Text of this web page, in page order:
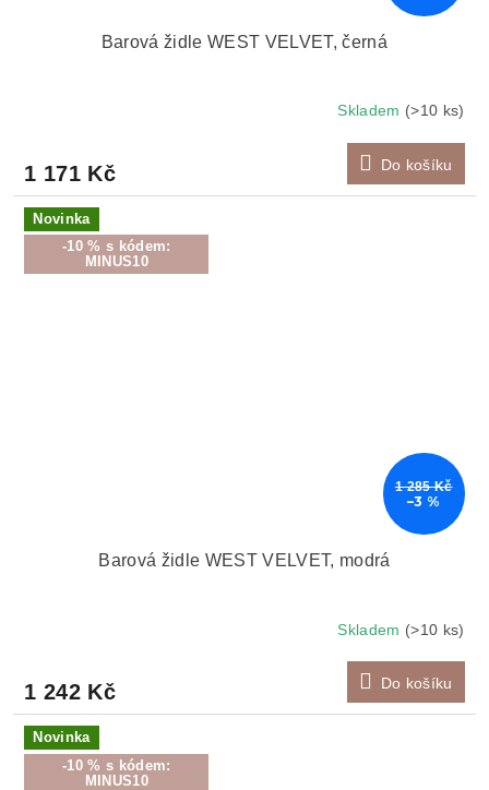
Barová židle WEST VELVET, černá
Skladem (>10 ks)
1 171 Kč Do košíku
Novinka
-10 % s kódem:
MINUS10
1 285 Kč
–3 %
Barová židle WEST VELVET, modrá
Skladem (>10 ks)
1 242 Kč Do košíku
Novinka
-10 % s kódem:
MINUS10